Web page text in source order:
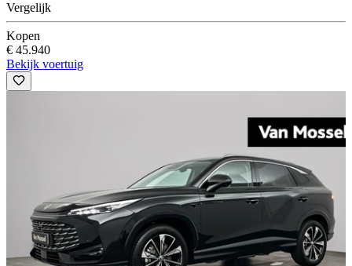
Vergelijk
Kopen
€ 45.940
Bekijk voertuig